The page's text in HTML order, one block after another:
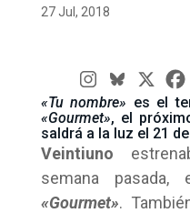
27 Jul, 2018
«Tu nombre» es el
«Gourmet», el
saldrá a la luz el 21
Veintiuno
semana
«Gourmet».